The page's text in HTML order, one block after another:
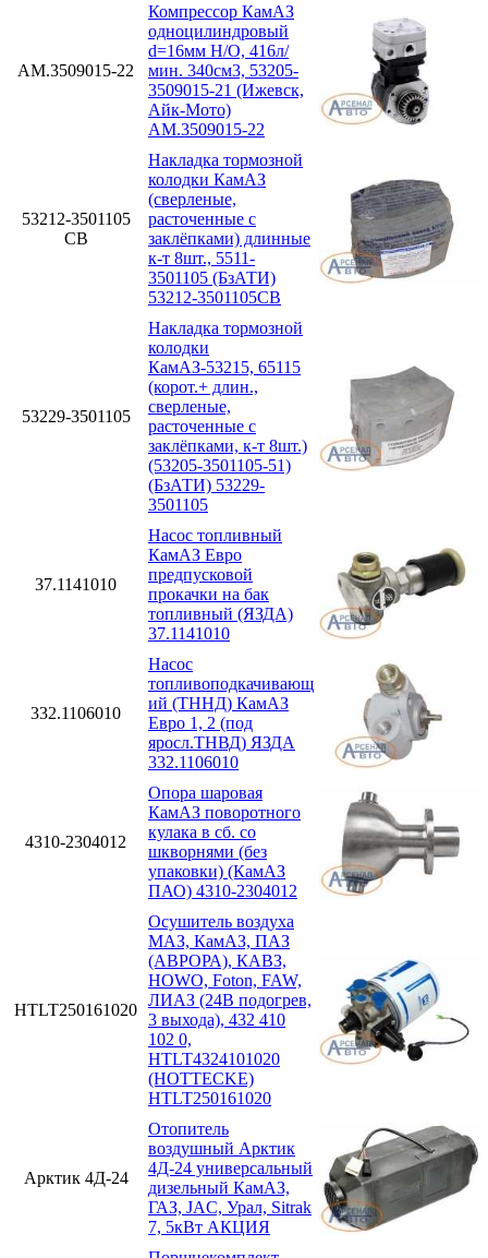
АМ.3509015-22
Компрессор КамАЗ
одноцилиндровый
d=16мм Н/О, 416л/
мин. 340см3, 53205-
3509015-21 (Ижевск,
Айк-Мото)
АМ.3509015-22
53212-3501105
СВ
Накладка тормозной
колодки КамАЗ
(сверленые,
расточенные с
заклёпками) длинные
к-т 8шт., 5511-
3501105 (БзАТИ)
53212-3501105СВ
53229-3501105
Накладка тормозной
колодки
КамАЗ-53215, 65115
(корот.+ длин.,
сверленые,
расточенные с
заклёпками, к-т 8шт.)
(53205-3501105-51)
(БзАТИ) 53229-
3501105
37.1141010
Насос топливный
КамАЗ Евро
предпусковой
прокачки на бак
топливный (ЯЗДА)
37.1141010
332.1106010
Насос
топливоподкачивающ
ий (ТННД) КамАЗ
Евро 1, 2 (под
яросл.ТНВД) ЯЗДА
332.1106010
4310-2304012
Опора шаровая
КамАЗ поворотного
кулака в сб. со
шкворнями (без
упаковки) (КамАЗ
ПАО) 4310-2304012
HTLT250161020
Осушитель воздуха
МАЗ, КамАЗ, ПАЗ
(АВРОРА), КАВЗ,
HOWO, Foton, FAW,
ЛИАЗ (24В подогрев,
3 выхода), 432 410
102 0,
HTLT4324101020
(HOTTECKE)
HTLT250161020
Арктик 4Д-24
Отопитель
воздушный Арктик
4Д-24 универсальный
дизельный КамАЗ,
ГАЗ, JAC, Урал, Sitrak
7, 5кВт АКЦИЯ